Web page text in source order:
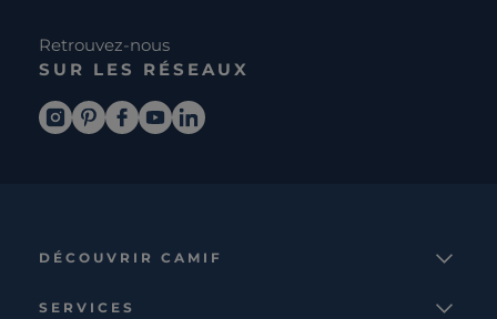
Retrouvez-nous
SUR LES RÉSEAUX
DÉCOUVRIR CAMIF
SERVICES